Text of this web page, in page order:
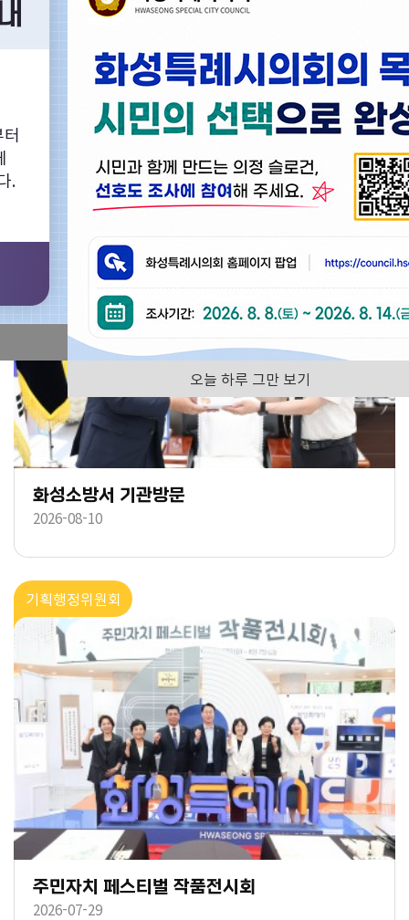
화성특례시의회의 다양한 회의영상을 찾아보실 수 있습니다.
화성특례시의회의정활동사진
화성소방서 기관방문
2026-08-10
기획행정위원회
주민자치 페스티벌 작품전시회
2026-07-29
.
오늘 하루 그만 보기